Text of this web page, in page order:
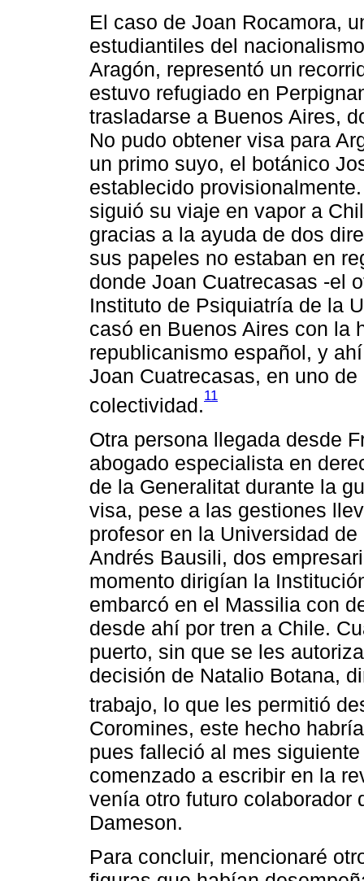
El caso de Joan Rocamora,
estudiantiles del
Aragón, representó un
estuvo refugiado en
trasladarse a Buenos Aires,
No pudo obtener visa para
un primo suyo, el botánico
establecido
siguió su viaje en vapor a
gracias a la ayuda de dos
sus papeles no estaban en
donde Joan Cuatrecasas -el
Instituto de Psiquiatría de la
casó en Buenos Aires con la
republicanismo español, y
Joan Cuatrecasas, en uno
colectividad.11
Otra persona llegada desde
abogado especialista en
de la Generalitat durante la
visa, pese a las gestiones
profesor en la Universidad
Andrés Bausili, dos
momento dirigían la
embarcó en el Massilia con
desde ahí por tren a Chile.
puerto, sin que se les
decisión de Natalio Botana,
trabajo, lo que les permitió
Coromines, este hecho
pues falleció al mes
comenzado a escribir en la
venía otro futuro colaborador
Dameson.
Para concluir, mencionaré